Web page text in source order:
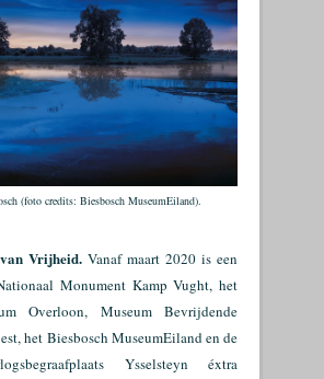
(foto credits: Biesbosch MuseumEiland).
Vrijheid. Vanaf maart 2020 is een
Monument Kamp Vught, het
Overloon, Museum Bevrijdende
het Biesbosch MuseumEiland en de
egraafplaats Ysselsteyn éxtra